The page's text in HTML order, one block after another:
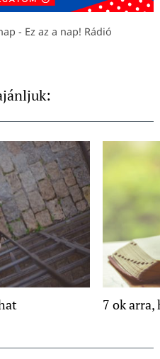
- Ez az a nap! Rádió
7 ok